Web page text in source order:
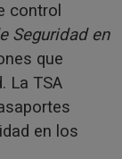
control
Seguridad en
que
La TSA
en los